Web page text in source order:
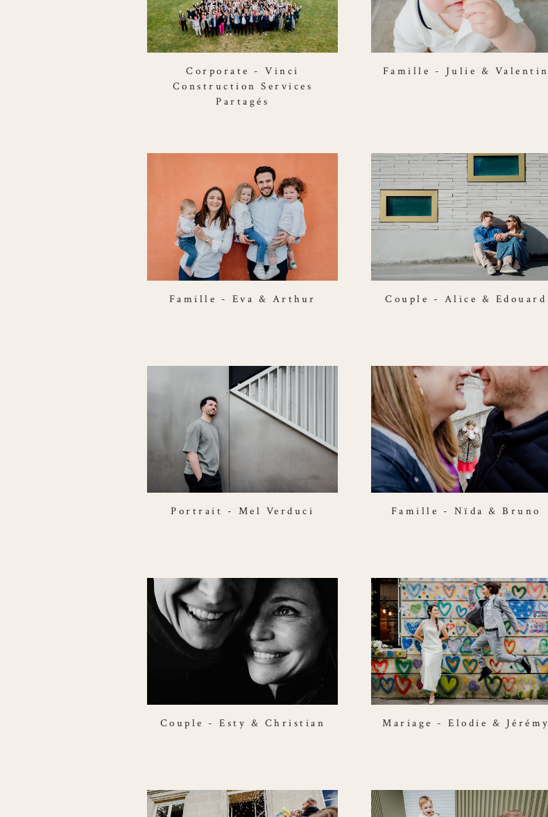
Corporate - Vinci
Construction Services
Partagés
Famille - Julie & Valentin
Famille - Eva & Arthur Couple - Alice & Edouard
Portrait - Mel Verduci Famille - Nïda & Bruno
Couple - Esty & Christian Mariage - Elodie & Jérémy